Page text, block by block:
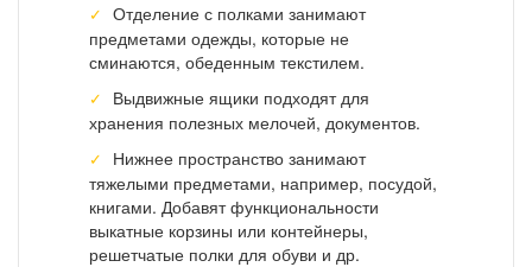
Отделение с полками занимают
предметами одежды, которые не
сминаются, обеденным текстилем.
Выдвижные ящики подходят для
хранения полезных мелочей, документов.
Нижнее пространство занимают
тяжелыми предметами, например, посудой,
книгами. Добавят функциональности
выкатные корзины или контейнеры,
решетчатые полки для обуви и др.